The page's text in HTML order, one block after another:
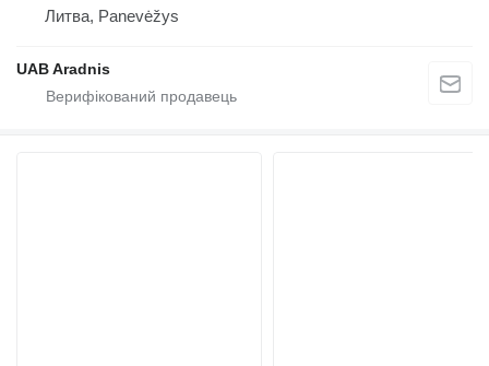
Литва, Panevėžys
UAB Aradnis